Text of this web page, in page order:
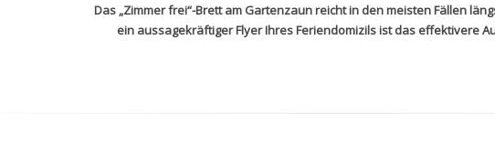
Das „Zimmer frei“-Brett am Gartenzaun reicht in den meisten Fällen
ein aussagekräftiger Flyer Ihres Feriendomizils ist das effektivere